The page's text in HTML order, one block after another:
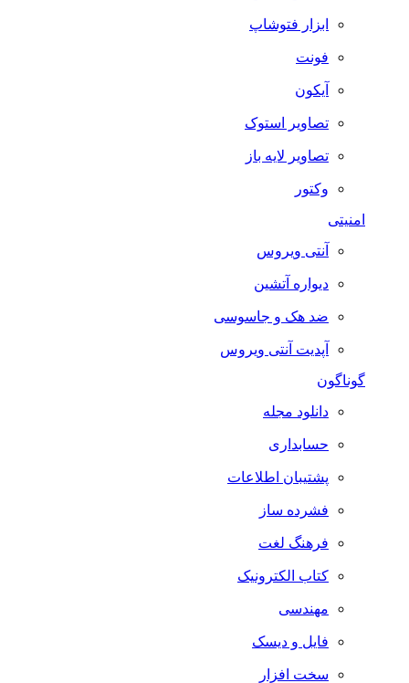
ابزار فتوشاپ
فونت
آیکون
تصاویر استوک
تصاویر لایه باز
وکتور
امنیتی
آنتی ویروس
دیواره آتشین
ضد هک و جاسوسی
آپدیت آنتی ویروس
گوناگون
دانلود مجله
حسابداری
پشتیبان اطلاعات
فشرده ساز
فرهنگ لغت
کتاب الکترونیک
مهندسی
فایل و دیسک
سخت افزار